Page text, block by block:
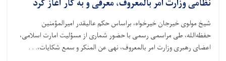
نظامی وزارت امر بالمعروف، معرفی و به کار آغاز کرد
شیخ مولوی خیرجان خیرخواه، براساس حکم عالیقدر امیرالمؤمنین
حفظه‌الله، طی مراسمی رسمی با حضور شماری از مسؤلیت امارت اسلامی،
اعضای رهبری وزارت امر بالمعروف، نهی عن المنکر و سمع شکایات،. . .